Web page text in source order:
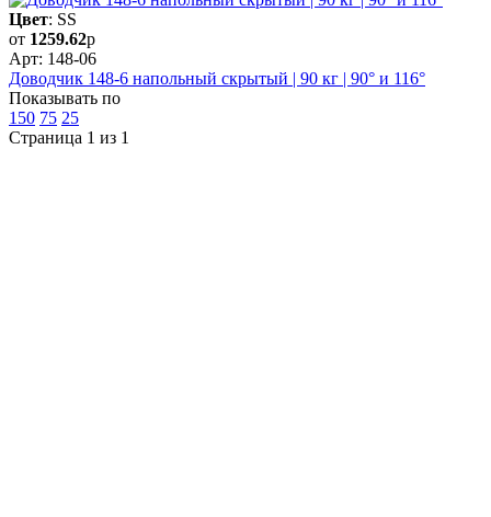
Цвет: SS
от 1259.62р
Арт: 148-06
Доводчик 148-6 напольный скрытый | 90 кг | 90° и 116°
Показывать по
150 75 25
Страница 1 из 1